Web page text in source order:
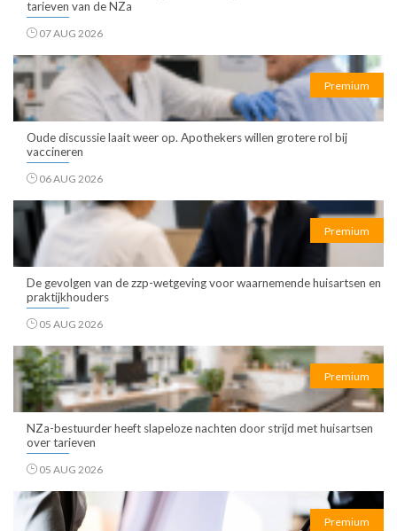
tarieven van de NZa
07 AUG 2026
Premium
Oude discussie laait weer op. Apothekers willen grotere rol bij
vaccineren
06 AUG 2026
Premium
De gevolgen van de zzp-wetgeving voor waarnemende huisartsen en
praktijkhouders
05 AUG 2026
Premium
NZa-bestuurder heeft slapeloze nachten door strijd met huisartsen
over tarieven
05 AUG 2026
Premium